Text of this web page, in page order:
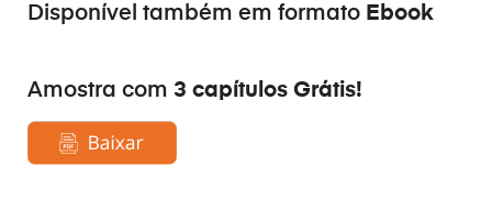
Disponível também em formato Ebook
Amostra com 3 capítulos Grátis!